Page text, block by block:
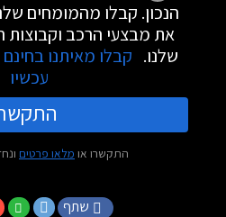
הנכון. קבלו מהמומחים
את מבצעי הרכב וקבוצות
שלנו. קבלו מאיתנו
עכשיו
התקשרו או מלאו פרטים
שתף